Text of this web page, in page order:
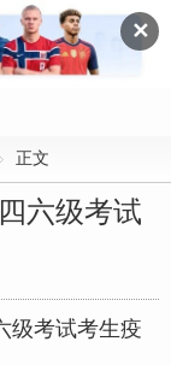
✕
正文
六级考试
级考试考生疫